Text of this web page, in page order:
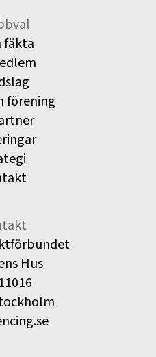
fäkta
förening
Hus